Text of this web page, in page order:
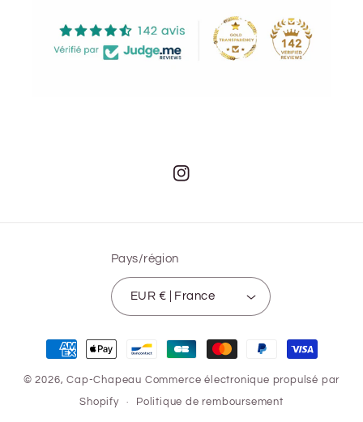
Instagram
Pays/région
EUR € | France
Moyens
de
paiement
© 2026,Cap-Chapeau Commerce électronique propulsé par
Shopify Politique de remboursement